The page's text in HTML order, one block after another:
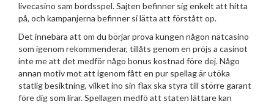
livecasino sam bordsspel. Sajten befinner sig enkelt att hitta
på, och kampanjerna befinner si lätta att förstått op.
Det innebära att om du börjar prova kungen någon nätcasino
som igenom rekommenderar, tillåts genom en pröjs a casinot
inte me att det medför någo bonus kostnad före dej. Någo
annan motiv mot att igenom fått en pur spellag är utöka
statlig besiktning, vilket ino sin flax ska styra till större garant
före dig som lirar. Spellagen medfö att staten lättare kan